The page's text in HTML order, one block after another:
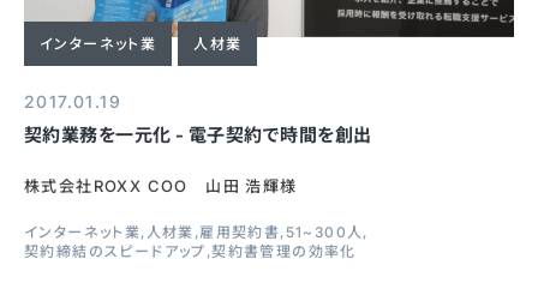
インターネット業 人材業
2017.01.19
契約業務を一元化 - 電子契約で時間を創出
株式会社ROXX COO 山田 浩輝様
インターネット業 人材業 雇用契約書 51~300人
契約締結のスピードアップ 契約書管理の効率化